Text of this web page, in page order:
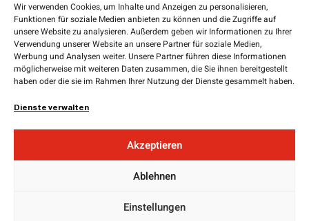
Wir verwenden Cookies, um Inhalte und Anzeigen zu personalisieren,
Funktionen für soziale Medien anbieten zu können und die Zugriffe auf
unsere Website zu analysieren. Außerdem geben wir Informationen zu Ihrer
Verwendung unserer Website an unsere Partner für soziale Medien,
Werbung und Analysen weiter. Unsere Partner führen diese Informationen
möglicherweise mit weiteren Daten zusammen, die Sie ihnen bereitgestellt
haben oder die sie im Rahmen Ihrer Nutzung der Dienste gesammelt haben.
Dienste verwalten
Akzeptieren
Ablehnen
Einstellungen
Landhausplatz 1, 4020 Linz
+43 732 7720-111 00
lh.stelzer@ooe.gv.at
4020 Linz
Landesgeschäftsführer:
Mag. FlorianHiegelsberger
Impressum
Datenschutz